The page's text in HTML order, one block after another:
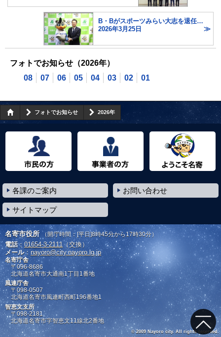
B・Bがスポーツみらい大志を退任…
2026年3月25日
フォトでお知らせ（2026年）
08
07 06 05 04 03 02 01
フォトでお知らせ 2026年
各課のご案内 お問い合わせ
サイトマップ
名寄市役所 （開庁時間：[平日]8時45分から17時30分）
電話：01654-3-2111 （交換）
メール： nayoro@city.nayoro.lg.jp
名寄庁舎
〒096-8686
北海道名寄市大通南1丁目1番地
風連庁舎
〒098-0507
北海道名寄市風連町西町196番地1
智恵文支所
〒098-2181
北海道名寄市字智恵文11線北2番地
© 2009 Nayoro city. All rights reserved.